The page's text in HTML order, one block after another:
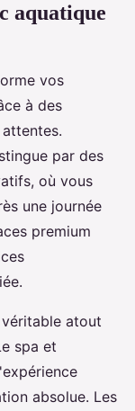
aquatique
vos
à des
par des
où vous
une journée
premium
atout
spa et
absolue. Les